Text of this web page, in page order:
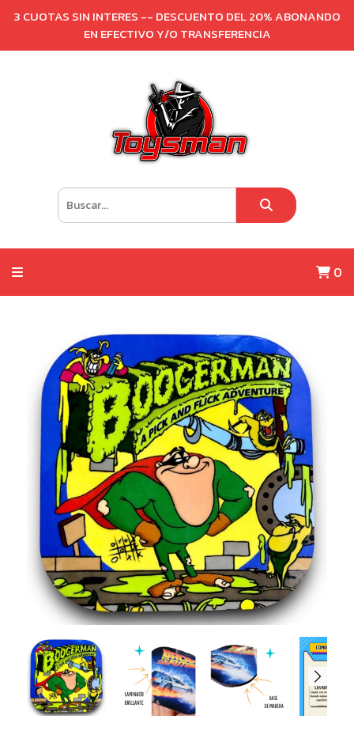
3 CUOTAS SIN INTERES -- DESCUENTO DEL 20% ABONANDO
EN EFECTIVO Y/O TRANSFERENCIA
0